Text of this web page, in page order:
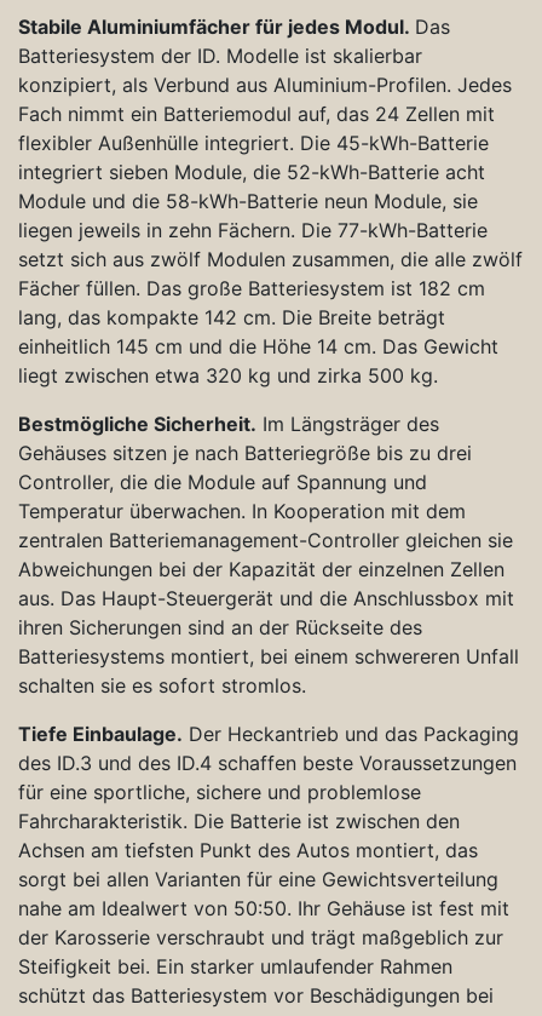
Stabile Aluminiumfächer für jedes Modul. Das
Batteriesystem der ID. Modelle ist skalierbar
konzipiert, als Verbund aus Aluminium-Profilen. Jedes
Fach nimmt ein Batteriemodul auf, das 24 Zellen mit
flexibler Außenhülle integriert. Die 45-kWh-Batterie
integriert sieben Module, die 52-kWh-Batterie acht
Module und die 58-kWh-Batterie neun Module, sie
liegen jeweils in zehn Fächern. Die 77-kWh-Batterie
setzt sich aus zwölf Modulen zusammen, die alle zwölf
Fächer füllen. Das große Batteriesystem ist 182 cm
lang, das kompakte 142 cm. Die Breite beträgt
einheitlich 145 cm und die Höhe 14 cm. Das Gewicht
liegt zwischen etwa 320 kg und zirka 500 kg.
Bestmögliche Sicherheit. Im Längsträger des
Gehäuses sitzen je nach Batteriegröße bis zu drei
Controller, die die Module auf Spannung und
Temperatur überwachen. In Kooperation mit dem
zentralen Batteriemanagement-Controller gleichen sie
Abweichungen bei der Kapazität der einzelnen Zellen
aus. Das Haupt-Steuergerät und die Anschlussbox mit
ihren Sicherungen sind an der Rückseite des
Batteriesystems montiert, bei einem schwereren Unfall
schalten sie es sofort stromlos.
Tiefe Einbaulage. Der Heckantrieb und das Packaging
des ID.3 und des ID.4 schaffen beste Voraussetzungen
für eine sportliche, sichere und problemlose
Fahrcharakteristik. Die Batterie ist zwischen den
Achsen am tiefsten Punkt des Autos montiert, das
sorgt bei allen Varianten für eine Gewichtsverteilung
nahe am Idealwert von 50:50. Ihr Gehäuse ist fest mit
der Karosserie verschraubt und trägt maßgeblich zur
Steifigkeit bei. Ein starker umlaufender Rahmen
schützt das Batteriesystem vor Beschädigungen bei